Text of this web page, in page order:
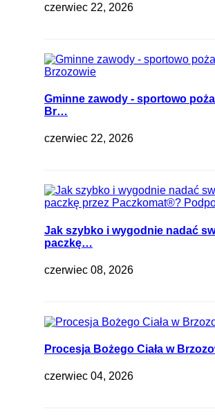
czerwiec 22, 2026
Gminne zawody - sportowo
Br…
czerwiec 22, 2026
Jak szybko i wygodnie nadać
paczkę…
czerwiec 08, 2026
Procesja Bożego Ciała w
czerwiec 04, 2026